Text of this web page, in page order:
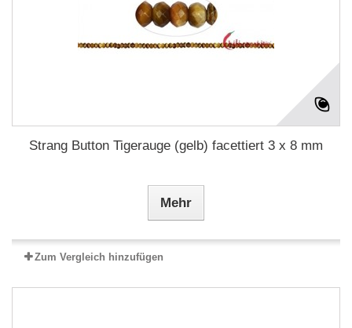
Strang Button Tigerauge (gelb) facettiert 3 x 8 mm
Mehr
Zum Vergleich hinzufügen